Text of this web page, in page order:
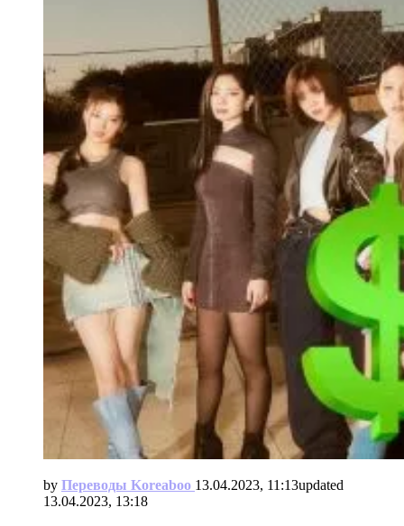
by Переводы Koreaboo 13.04.2023, 11:13updated
13.04.2023, 13:18